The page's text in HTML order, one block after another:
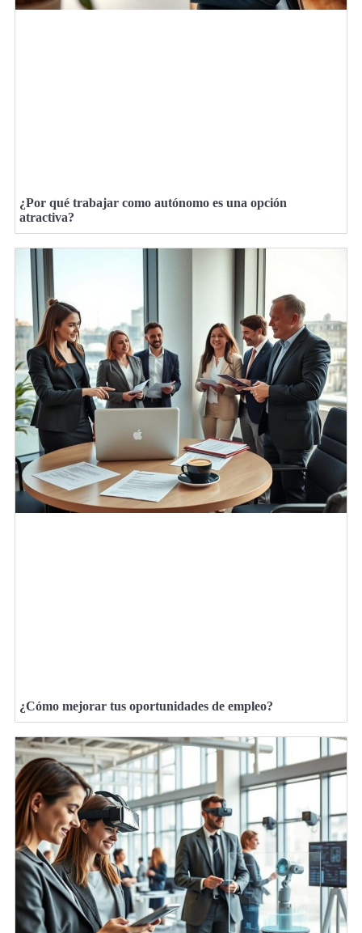
¿Por qué trabajar como autónomo es una opción
atractiva?
¿Cómo mejorar tus oportunidades de empleo?